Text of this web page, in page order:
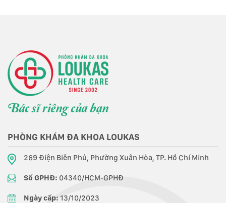
PHÒNG KHÁM ĐA KHOA LOUKAS
269 Điện Biên Phủ, Phường Xuân Hòa, TP. Hồ Chí Minh
Số GPHĐ: 04340/HCM-GPHĐ
Ngày cấp: 13/10/2023